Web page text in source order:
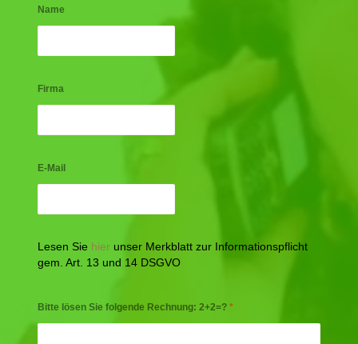
Name
Firma
E-Mail
Lesen Sie hier unser Merkblatt zur Informationspflicht
gem. Art. 13 und 14 DSGVO
Bitte lösen Sie folgende Rechnung: 2+2=? *